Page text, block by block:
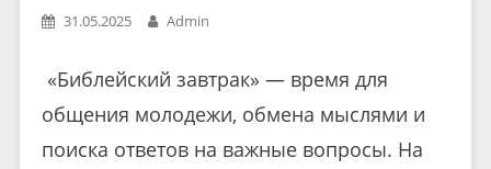
31.05.2025 Admin
«Библейский завтрак» — время для
общения молодежи, обмена мыслями и
поиска ответов на важные вопросы. На